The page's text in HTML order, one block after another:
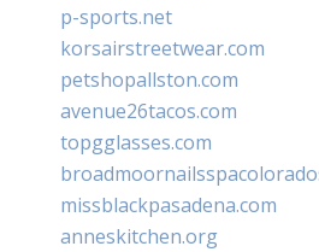
p-sports.net
korsairstreetwear.com
petshopallston.com
avenue26tacos.com
topgglasses.com
missblackpasadena.com
anneskitchen.org